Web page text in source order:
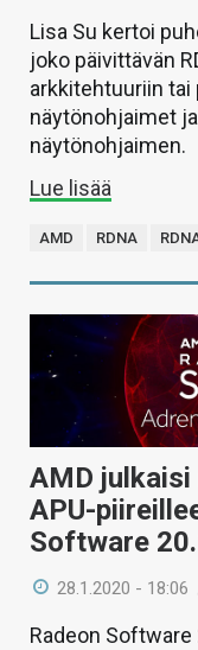
Lisa Su kertoi
joko päivittävän
arkkitehtuuriin tai
näytönohjaimet
näytönohjaimen.
Lue lisää
AMD RDNA
AMD
APU-
Software
28.1.2020 - 18:06
Radeon